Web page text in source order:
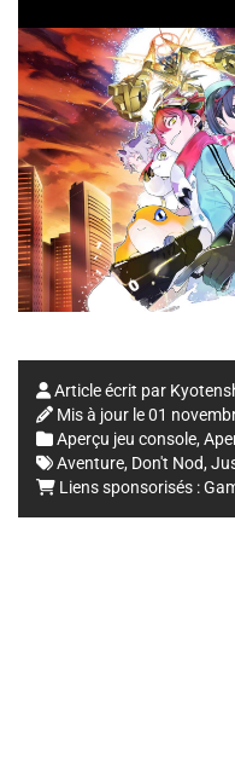
Article écrit par
Mis à jour le01
Aperçu jeu console,
Aventure, Don't Nod,
Liens sponsorisés :